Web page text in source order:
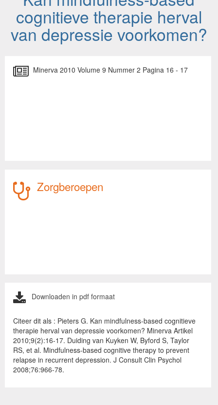
cognitieve therapie herval
van depressie voorkomen?
Minerva 2010 Volume 9 Nummer 2 Pagina 16 - 17
Zorgberoepen
Downloaden in pdf formaat
Citeer dit als : Pieters G. Kan mindfulness-based cognitieve
therapie herval van depressie voorkomen? Minerva Artikel
2010;9(2):16-17. Duiding van Kuyken W, Byford S, Taylor
RS, et al. Mindfulness-based cognitive therapy to prevent
relapse in recurrent depression. J Consult Clin Psychol
2008;76:966-78.